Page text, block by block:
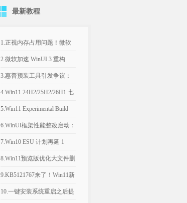
文版最新教程
1.正视内存占用问题！微软
计划年底优化Win11，改善
8GB设备运行体验
2.微软加速 WinUI 3 重构
Win11，深色属性界面仅是
开端
3.惠普预装工具引发争议：
Win11电脑反复推送弹窗，
引导设置Bing为默认搜索引
擎
4.Win11 24H2/25H2/26H1 七
月可选更新：文件管理器优
化文件大小单位
5.Win11 Experimental Build
29634.1000：新增语音访问
人声隔离
6.WinUI框架性能整改启动：
微软承认Win11内置应用内
存过高，底层优化前置
7.Win10 ESU 计划再延 1
年，支持期限至 2027年 10月
8.Win11预览版优化大文件删
除流程，告别“正在计算”弹
窗
9.KB5121767来了！Win11新
补丁修复部分戴尔电脑意外
10.一键安装系统重启之后提